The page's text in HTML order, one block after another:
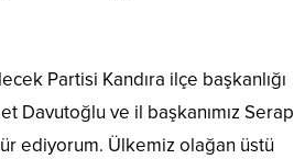
Partisi Kandıra ilçe başkanlığı
Davutoğlu ve il başkanımız Serap
ediyorum. Ülkemiz olağan üstü